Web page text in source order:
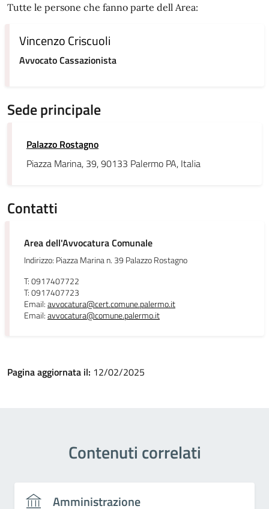
Tutte le persone che fanno parte dell Area:
Vincenzo Criscuoli
Avvocato Cassazionista
Sede principale
Palazzo Rostagno
Piazza Marina, 39, 90133 Palermo PA, Italia
Contatti
Area dell'Avvocatura Comunale
Indirizzo: Piazza Marina n. 39 Palazzo Rostagno
T: 0917407722
T: 0917407723
Email:avvocatura@cert.comune.palermo.it
Email:avvocatura@comune.palermo.it
Pagina aggiornata il: 12/02/2025
Contenuti correlati
Amministrazione